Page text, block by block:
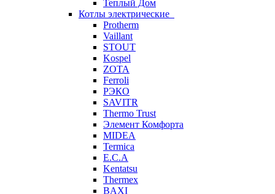
Теплый Дом
Котлы электрические
Protherm
Vaillant
STOUT
Kospel
ZOTA
Ferroli
РЭКО
SAVITR
Thermo Trust
Элемент Комфорта
MIDEA
Termica
E.C.A
Kentatsu
Thermex
BAXI